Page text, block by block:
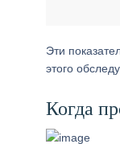
Эти
этого
Когда